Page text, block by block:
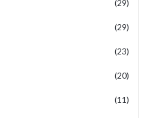
(29)
(29)
(23)
(20)
(11)